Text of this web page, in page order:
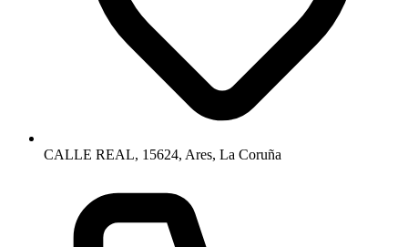
CALLE REAL, 15624, Ares, La Coruña